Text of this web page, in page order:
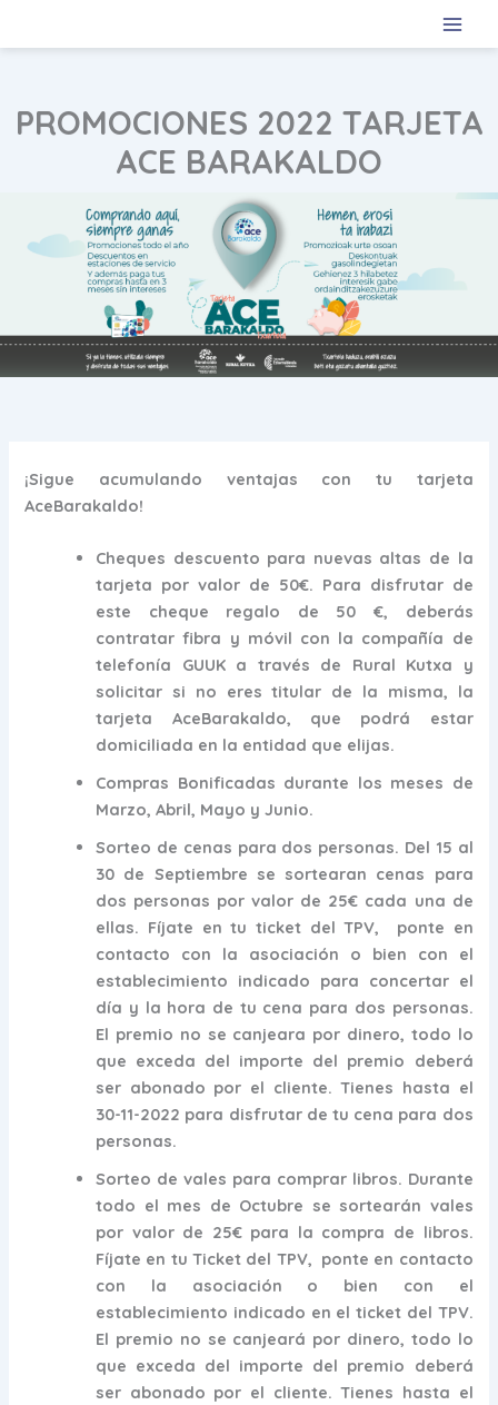
PROMOCIONES 2022 TARJETA
ACE BARAKALDO
¡Sigue acumulando ventajas con tu tarjeta
AceBarakaldo!
Cheques descuento para nuevas altas de la
tarjeta por valor de 50€. Para disfrutar de
este cheque regalo de 50 €, deberás
contratar fibra y móvil con la compañía de
telefonía GUUK a través de Rural Kutxa y
solicitar si no eres titular de la misma, la
tarjeta AceBarakaldo, que podrá estar
domiciliada en la entidad que elijas.
Compras Bonificadas durante los meses de
Marzo, Abril, Mayo y Junio.
Sorteo de cenas para dos personas. Del 15 al
30 de Septiembre se sortearan cenas para
dos personas por valor de 25€ cada una de
ellas. Fíjate en tu ticket del TPV, ponte en
contacto con la asociación o bien con el
establecimiento indicado para concertar el
día y la hora de tu cena para dos personas.
El premio no se canjeara por dinero, todo lo
que exceda del importe del premio deberá
ser abonado por el cliente. Tienes hasta el
30-11-2022 para disfrutar de tu cena para dos
personas.
Sorteo de vales para comprar libros. Durante
todo el mes de Octubre se sortearán vales
por valor de 25€ para la compra de libros.
Fíjate en tu Ticket del TPV, ponte en contacto
con la asociación o bien con el
establecimiento indicado en el ticket del TPV.
El premio no se canjeará por dinero, todo lo
que exceda del importe del premio deberá
ser abonado por el cliente. Tienes hasta el